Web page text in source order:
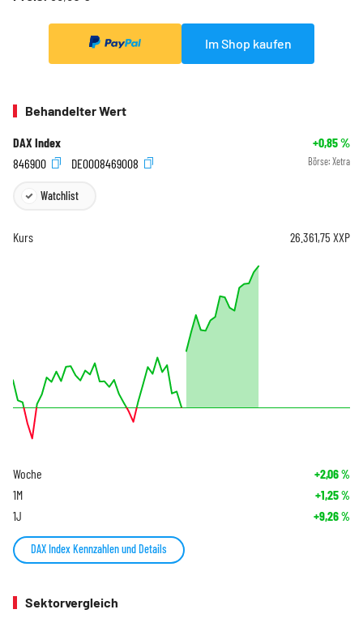
Im Shop kaufen
Behandelter Wert
DAX Index +0,85%
846900
DE0008469008 Börse: Xetra
Watchlist
Kurs 26.361,75 XXP
Woche +2,06%
1M +1,25%
1J +9,26%
DAX Index Kennzahlen und Details
Sektorvergleich